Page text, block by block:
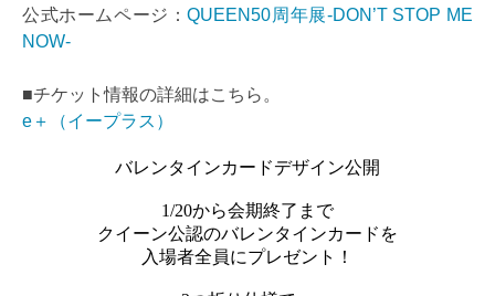
公式ホームページ：QUEEN50周年展-DON’T STOP ME
NOW-
■チケット情報の詳細はこちら。
e＋（イープラス）